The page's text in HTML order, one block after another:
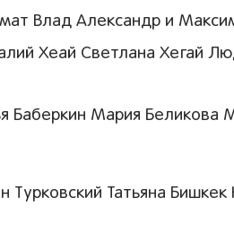
Влад Александр и
Хеай Светлана Хегай
Баберкин Мария Беликова
Турковский Татьяна Бишкек